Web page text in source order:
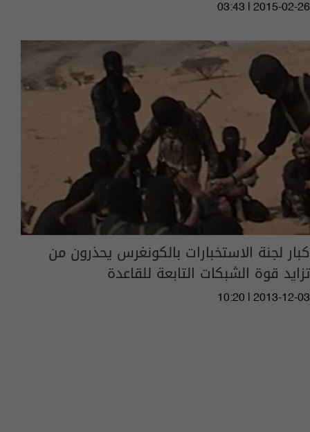
03:43 | 2015-02-26
كبار لجنة الاستخبارات بالكونغرس يحذرون من
تزايد قوة الشبكات التابعة للقاعدة
10:20 | 2013-12-03